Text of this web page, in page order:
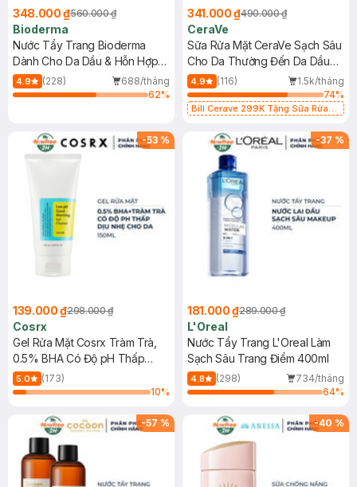
348.000 ₫560.000 ₫
Bioderma
Nước Tẩy Trang Bioderma
Dành Cho Da Dầu & Hỗn Hợp
500ml
4.9 (228)
688/tháng
62%
341.000 ₫490.000 ₫
CeraVe
Sữa Rửa Mặt CeraVe Sạch Sâu
Cho Da Thường Đến Da Dầu
473ml
4.9 (116)
1.5k/tháng
74%
Bill Cerave 299K Tặng Sữa Rửa
-53 %
139.000 ₫298.000 ₫
Cosrx
Gel Rửa Mặt Cosrx Tràm Trà,
0.5% BHA Có Độ pH Thấp
150ml
5.0
(173)
10%
-37 %
181.000 ₫289.000 ₫
L'Oreal
Nước Tẩy Trang L'Oreal Làm
Sạch Sâu Trang Điểm 400ml
4.8 (298)
734/tháng
64%
-57 % -40 %